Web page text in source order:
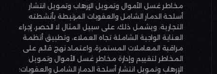
مخاطر غسل الأموال وتمويل الإرهاب وتمويل انتشار
أسلحة الدمار الشامل والعقوبات المرتبطة بأنشطته
التجارية. ويشمل ذلك، على سبيل المثال لا الحصر، إجراء
العناية الواجبة الشاملة تجاه العملاء، وتطبيق أنظمة
مراقبة المعاملات المستمرة، واعتماد نهج قائم على
المخاطر لتقييم وإدارة مخاطر غسل الأموال وتمويل
الإرهاب وتمويل انتشار أسلحة الدمار الشامل والعقوبات؛